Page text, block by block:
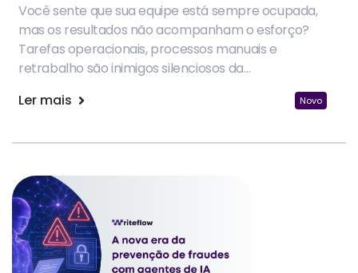
Você sente que sua equipe está sempre ocupada,
mas os resultados não acompanham o esforço?
Tarefas operacionais, processos manuais e
retrabalho são inimigos silenciosos da
Ler mais Novo